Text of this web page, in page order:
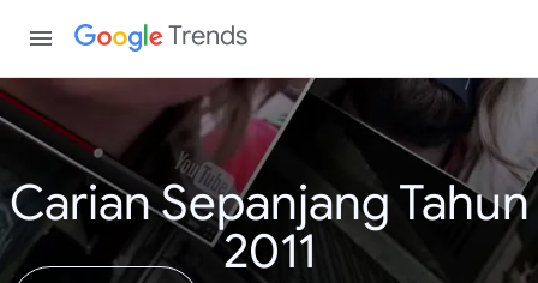
Trends
Carian Sepanjang Tahun
2011